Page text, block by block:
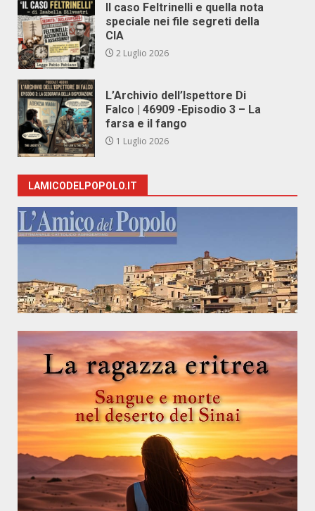
Il caso Feltrinelli e quella nota
speciale nei file segreti della
CIA
2 Luglio 2026
L’Archivio dell’Ispettore Di
Falco | 46909 -Episodio 3 – La
farsa e il fango
1 Luglio 2026
LAMICODELPOPOLO.IT